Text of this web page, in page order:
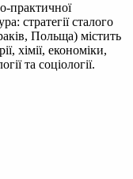
практичної
стратегії сталого
Польща) містить
хімії, економіки,
та соціології.